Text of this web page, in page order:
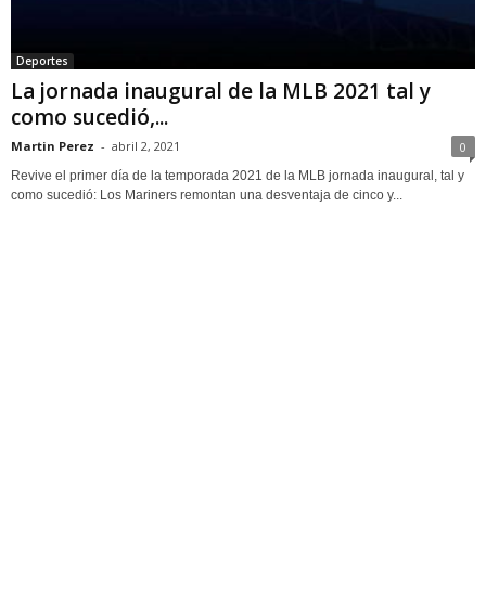
Deportes
La jornada inaugural de la MLB 2021 tal y
como sucedió,...
Martin Perez - abril 2, 2021 0
Revive el primer día de la temporada 2021 de la MLB jornada inaugural, tal y
como sucedió: Los Mariners remontan una desventaja de cinco y...